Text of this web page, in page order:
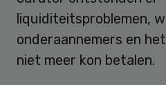
liquiditeitsproblemen,
onderaannemers en
niet meer kon betalen.